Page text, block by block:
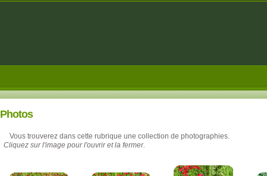
Photos
Vous trouverez dans cette rubrique une collection de photographies.
Cliquez sur l'image pour l'ouvrir et la fermer.